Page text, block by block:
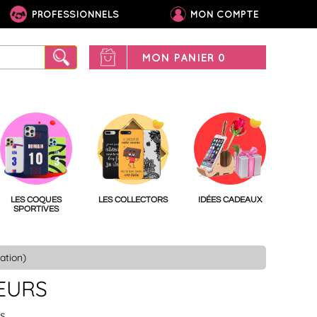
PROFESSIONNELS MON COMPTE
MON PANIER 0
LES COQUES
SPORTIVES
LES COLLECTORS IDÉES CADEAUX